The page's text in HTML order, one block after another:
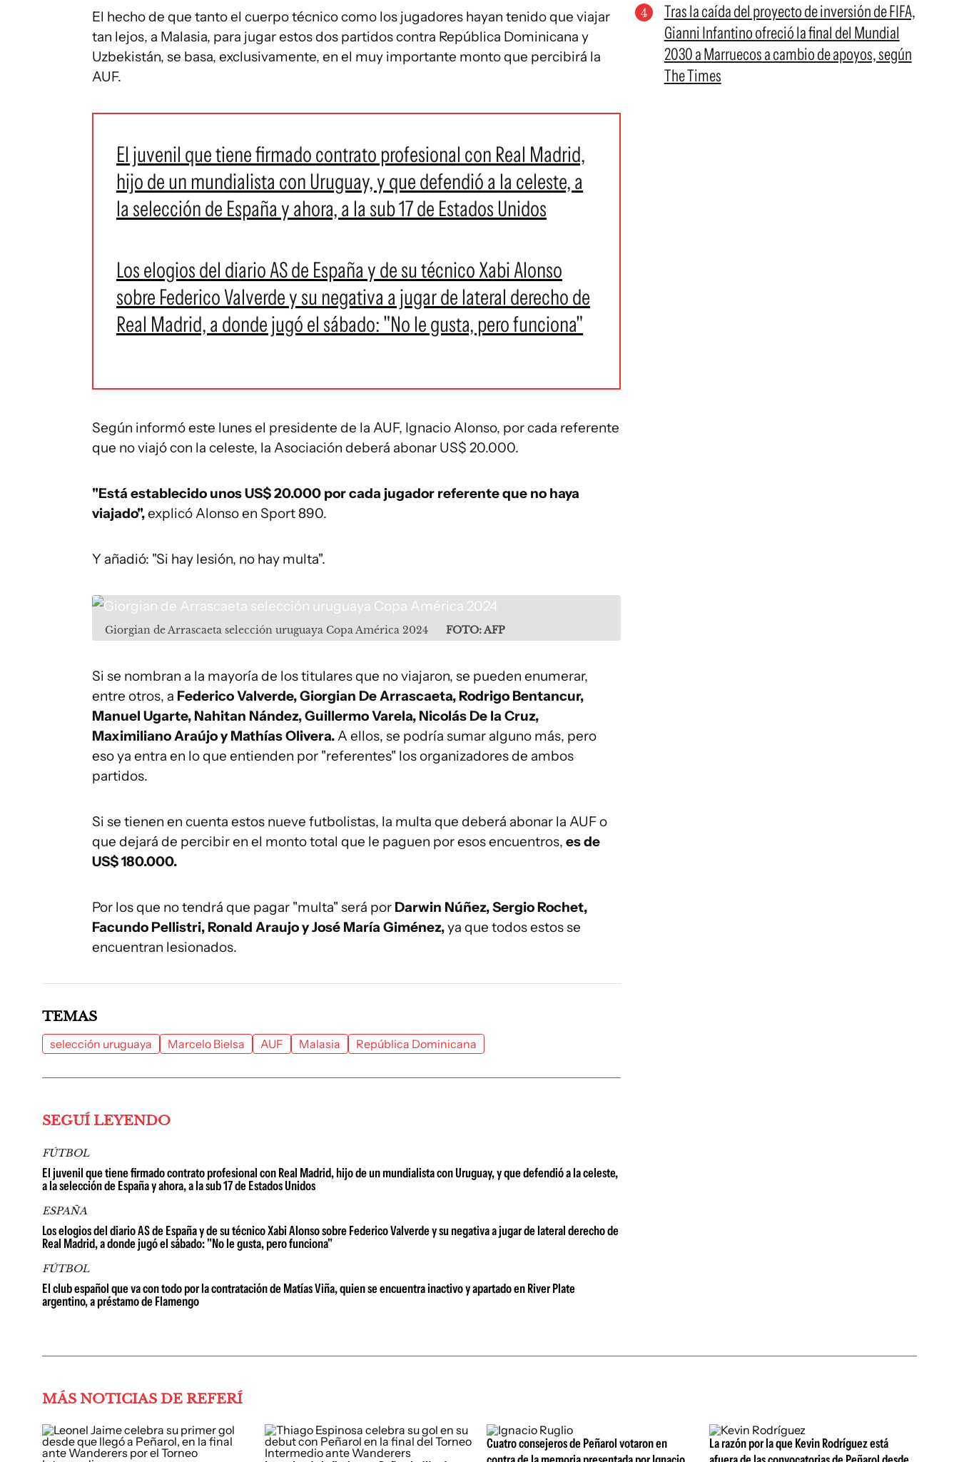
El hecho de que tanto el cuerpo técnico como los jugadores hayan tenido que viajar
tan lejos, a Malasia, para jugar estos dos partidos contra República Dominicana y
Uzbekistán, se basa, exclusivamente, en el muy importante monto que percibirá la
AUF.
El juvenil que tiene firmado contrato profesional con Real Madrid,
hijo de un mundialista con Uruguay, y que defendió a la celeste, a
la selección de España y ahora, a la sub 17 de Estados Unidos
Los elogios del diario AS de España y de su técnico Xabi Alonso
sobre Federico Valverde y su negativa a jugar de lateral derecho de
Real Madrid, a donde jugó el sábado: "No le gusta, pero funciona"
Según informó este lunes el presidente de la AUF, Ignacio Alonso, por cada referente
que no viajó con la celeste, la Asociación deberá abonar US$ 20.000.
"Está establecido unos US$ 20.000 por cada jugador referente que no haya
viajado",explicó Alonso en Sport 890.
Y añadió: "Si hay lesión, no hay multa".
Giorgian de Arrascaeta selección uruguaya Copa América 2024 FOTO: AFP
Si se nombran a la mayoría de los titulares que no viajaron, se pueden enumerar,
entre otros, a Federico Valverde, Giorgian De Arrascaeta, Rodrigo Bentancur,
Manuel Ugarte, Nahitan Nández, Guillermo Varela, Nicolás De la Cruz,
Maximiliano Araújo y Mathías Olivera.A ellos, se podría sumar alguno más, pero
eso ya entra en lo que entienden por "referentes" los organizadores de ambos
partidos.
Si se tienen en cuenta estos nueve futbolistas, la multa que deberá abonar la AUF o
que dejará de percibir en el monto total que le paguen por esos encuentros, es de
US$ 180.000.
Por los que no tendrá que pagar "multa" será por Darwin Núñez, Sergio Rochet,
Facundo Pellistri, Ronald Araujo y José María Giménez,ya que todos estos se
encuentran lesionados.
Tras la caída del proyecto de inversión de FIFA,
Gianni Infantino ofreció la final del Mundial
2030 a Marruecos a cambio de apoyos, según
The Times
TEMAS
selección uruguaya Marcelo Bielsa AUF Malasia República Dominicana
SEGUÍ LEYENDO
FÚTBOL
El juvenil que tiene firmado contrato profesional con Real Madrid, hijo de un mundialista con Uruguay, y que defendió a la celeste,
a la selección de España y ahora, a la sub 17 de Estados Unidos
ESPAÑA
Los elogios del diario AS de España y de su técnico Xabi Alonso sobre Federico Valverde y su negativa a jugar de lateral derecho de
Real Madrid, a donde jugó el sábado: "No le gusta, pero funciona"
FÚTBOL
El club español que va con todo por la contratación de Matías Viña, quien se encuentra inactivo y apartado en River Plate
argentino, a préstamo de Flamengo
MÁS NOTICIAS DE REFERÍ
Cuatro consejeros de Peñarol votaron en
La razón por la que Kevin Rodríguez está